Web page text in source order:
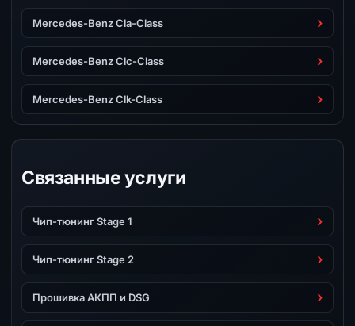
Mercedes-Benz Cla-Class
Mercedes-Benz Clc-Class
Mercedes-Benz Clk-Class
Связанные услуги
Чип-тюнинг Stage 1
Чип-тюнинг Stage 2
Прошивка АКПП и DSG